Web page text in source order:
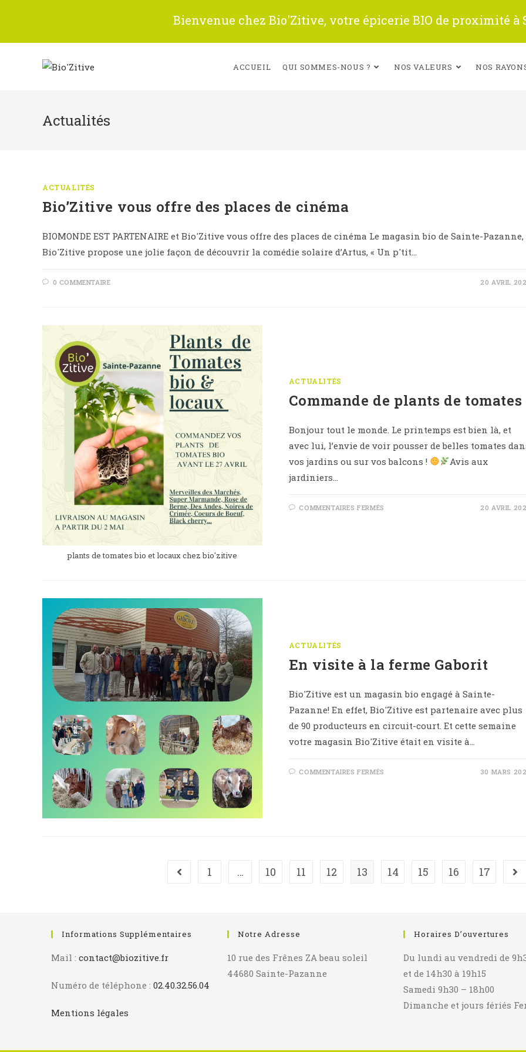
Bienvenue chez Bio'Zitive, votre épicerie BIO de proximité à
ACCUEIL QUI SOMMES-NOUS ? NOS VALEURS NOS
Actualités
ACTUALITÉS
Bio’Zitive vous offre des places de cinéma
BIOMONDE EST PARTENAIRE et Bio'Zitive vous offre des places de cinéma Le magasin bio de Sainte-Pazanne,
Bio'Zitive propose une jolie façon de découvrir la comédie solaire d’Artus, « Un p'tit…
0 COMMENTAIRE 20 AVRIL
plants de tomates bio et locaux chez bio'zitive
ACTUALITÉS
Commande de plants de tomates
Bonjour tout le monde. Le printemps est bien là, et
avec lui, l’envie de voir pousser de belles tomates
vos jardins ou sur vos balcons !
Avis aux
jardiniers…
COMMENTAIRES FERMÉS 20 AVRIL
ACTUALITÉS
En visite à la ferme Gaborit
Bio'Zitive est un magasin bio engagé à Sainte-
Pazanne! En effet, Bio'Zitive est partenaire avec plus
de 90 producteurs en circuit-court. Et cette semaine
votre magasin Bio'Zitive était en visite à…
COMMENTAIRES FERMÉS 30 MARS
Go to the previous page
1 … 10 11 12 13 14 15 16 17
Informations Supplémentaires
Mail : contact@biozitive.fr
Numéro de téléphone : 02.40.32.56.04
Mentions légales
Notre Adresse
10 rue des Frênes ZA beau soleil
44680 Sainte-Pazanne
Horaires D’ouvertures
Du lundi au vendredi de
et de 14h30 à 19h15
Samedi 9h30 – 18h00
Dimanche et jours fériés